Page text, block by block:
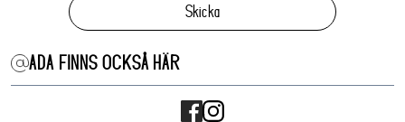
Skicka
ADA FINNS OCKSÅ HÄR